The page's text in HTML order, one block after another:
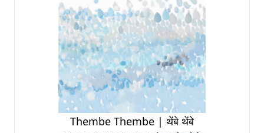
Thembe Thembe | थेंबे थेंबे